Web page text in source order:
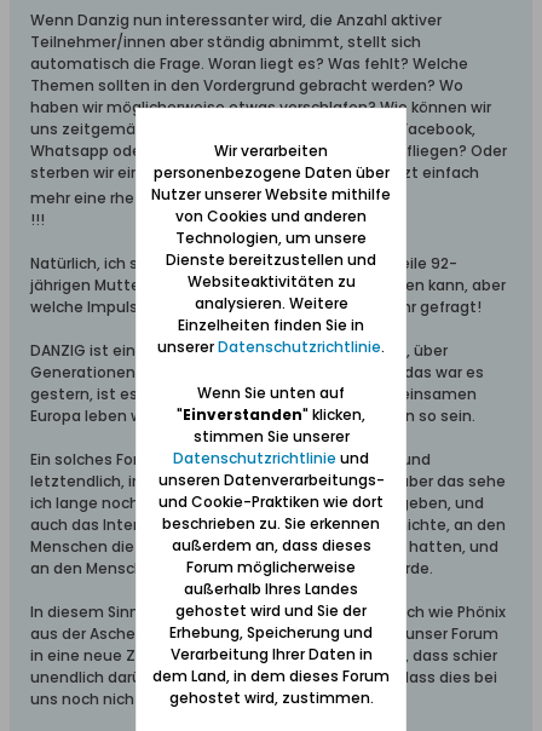
Wenn Danzig nun interessanter wird, die Anzahl aktiver
Teilnehmer/innen aber ständig abnimmt, stellt sich
automatisch die Frage. Woran liegt es? Was fehlt? Welche
Themen sollten in den Vordergrund gebracht werden? Wo
haben wir möglicherweise etwas verschlafen? Wie können wir
uns zeitgemäßer aufstellen? Liegt es an Twitter, Facebook,
Whatsapp oder sonstigen Eintags- oder Mehrtagsfliegen? Oder
sterben wir einfach aus? Nöööööö!!!! - das war jetzt einfach
mehr eine rhetorische Frage!
!!!
Natürlich, ich sehe das selbst bei meiner mittlerweile 92-
jährigen Mutter die sich nicht mehr selber einbringen kann, aber
welche Impulse sollten gesetzt werden? Da seid Ihr gefragt!
DANZIG ist einfach PHASZINIEREND! Für Jung und Alt, über
Generationen hinweg, es ist Brücken bildend, und das war es
gestern, ist es heute, und wenn wir in einem gemeinsamen
Europa leben wollen, wird es das auch noch morgen so sein.
Ein solches Forum lebt mit Euch, leidet mit Euch - und
letztendlich, irgendwann, gibt es auch ein Ende - aber das sehe
ich lange noch nicht, denn DANZIG wird es immer geben, und
auch das Interesse an dieser Stadt, an ihrer Geschichte, an den
Menschen die immer dort lebten, ihre Heimat dort hatten, und
an den Menschen denen Danzig heute Heimat wurde.
In diesem Sinne: Ein bisschen wie Danzig, das wirklich wie Phönix
aus der Asche auferstand, können wir zusammen unser Forum
in eine neue Zeit führen. Danzig ist so interessant, dass schier
unendlich darüber geredet wird. Was ist passiert, dass dies bei
uns noch nicht angekommen ist?
Wir verarbeiten
personenbezogene Daten über
Nutzer unserer Website mithilfe
von Cookies und anderen
Technologien, um unsere
Dienste bereitzustellen und
Websiteaktivitäten zu
analysieren. Weitere
Einzelheiten finden Sie in
unsererDatenschutzrichtlinie.
Wenn Sie unten auf
"Einverstanden" klicken,
stimmen Sie unserer
Datenschutzrichtlinie und
unseren Datenverarbeitungs-
und Cookie-Praktiken wie dort
beschrieben zu. Sie erkennen
außerdem an, dass dieses
Forum möglicherweise
außerhalb Ihres Landes
gehostet wird und Sie der
Erhebung, Speicherung und
Verarbeitung Ihrer Daten in
dem Land, in dem dieses Forum
gehostet wird, zustimmen.